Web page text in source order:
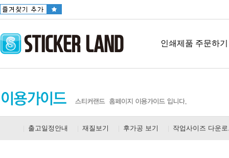
인쇄제품 주문하기
작업사이즈 다운
후가공 보기
재질보기
출고일정안내